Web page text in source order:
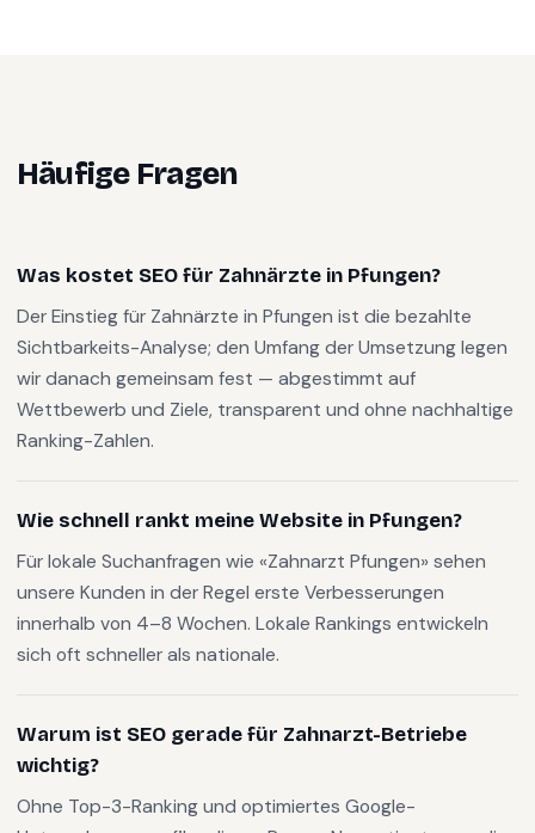
Häufige Fragen
Was kostet SEO für Zahnärzte in Pfungen?
Der Einstieg für Zahnärzte in Pfungen ist die bezahlte
Sichtbarkeits-Analyse; den Umfang der Umsetzung legen
wir danach gemeinsam fest — abgestimmt auf
Wettbewerb und Ziele, transparent und ohne nachhaltige
Ranking-Zahlen.
Wie schnell rankt meine Website in Pfungen?
Für lokale Suchanfragen wie «Zahnarzt Pfungen» sehen
unsere Kunden in der Regel erste Verbesserungen
innerhalb von 4–8 Wochen. Lokale Rankings entwickeln
sich oft schneller als nationale.
Warum ist SEO gerade für Zahnarzt-Betriebe
wichtig?
Ohne Top-3-Ranking und optimiertes Google-